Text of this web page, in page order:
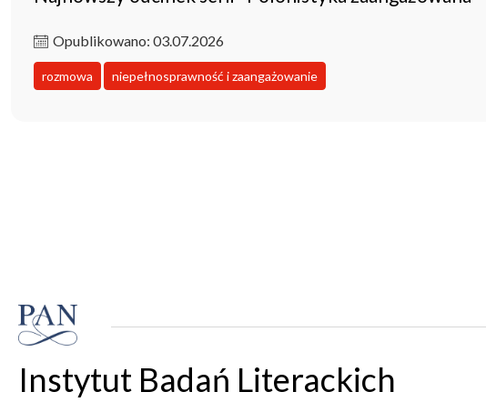
Opublikowano: 03.07.2026
rozmowa niepełnosprawność i zaangażowanie
Instytut Badań Literackich